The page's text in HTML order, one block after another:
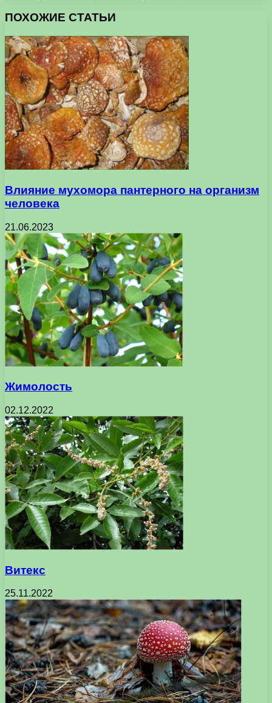
ПОХОЖИЕ СТАТЬИ
Влияние мухомора пантерного на организм
человека
21.06.2023
Жимолость
02.12.2022
Витекс
25.11.2022